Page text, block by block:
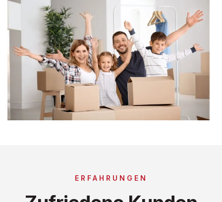
ERFAHRUNGEN